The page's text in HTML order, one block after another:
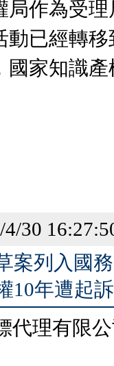
作為受
動已經轉
國家知識
4/30
案列入國
10年遭起訴
代理有限